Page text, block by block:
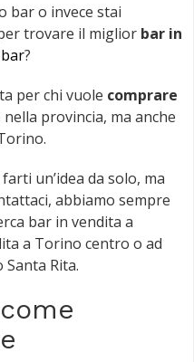
bar o invece stai
trovare il miglior bar in
?
per chi vuole comprare
provincia, ma anche
un’idea da solo, ma
abbiamo sempre
bar in vendita a
a Torino centro o ad
Rita.